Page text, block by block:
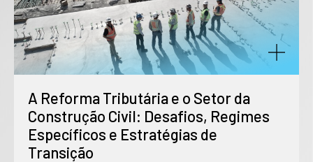
A Reforma Tributária e o Setor da
Construção Civil: Desafios, Regimes
Específicos e Estratégias de
Transição